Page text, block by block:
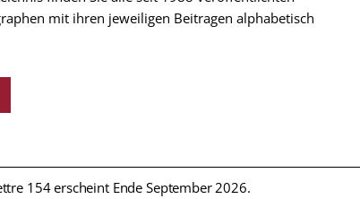
mit ihren jeweiligen Beitragen alphabetisch
154 erscheint Ende September 2026.